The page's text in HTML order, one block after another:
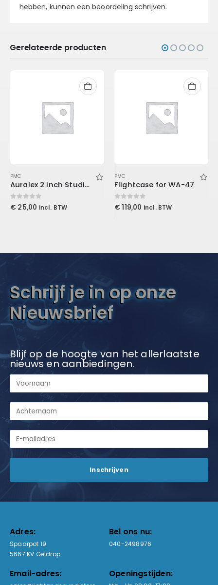
hebben, kunnen een beoordeling schrijven.
Gerelateerde producten
PMC
Auralex 2 inch Studiofoam-T
0out of 5
€ 25,00 incl. BTW
PMC
Flightcase for WA-47
0out of 5
€ 119,00 incl. BTW
Schrijf je in op onze
Nieuwsbrief
Blijf op de hoogte van het allerlaatste
nieuws en aanbiedingen.
Adres:
Spaarpot 19
5667 KV Geldrop
Bel ons nu:
040-2498976
Email-adres: Openingstijden: